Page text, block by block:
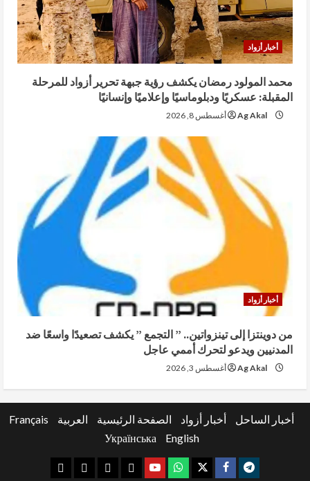
أخبار أزواد
محمد المولود رمضان يكشف رؤية جبهة تحرير أزواد للمرحلة
المقبلة: عسكريًا ودبلوماسيًا وإعلاميًا وإنسانيًا
Ag Akal أغسطس 8, 2026
أخبار أزواد
من دوينتزا إلى تينزواتين.. ” التجمع ” يكشف تصعيدًا واسعًا ضد
المدنيين ويدعو لتحرك أممي عاجل
Ag Akal أغسطس 3, 2026
أخبار الساحل أخبار أزواد الصفحة الرئيسية العربية
Français
English
Українська
telegram
facebook
x
whatsap
youtube